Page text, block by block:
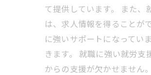
て提供しています。 また
は、求人情報を得ることが
に強いサポートになってい
きます。 就職に強い就労
からの支援が欠かせません